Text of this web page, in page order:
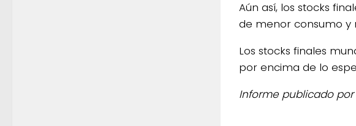
Aún así, los stocks
de menor consumo y
Los stocks finales
por encima de lo
Informe publicado por